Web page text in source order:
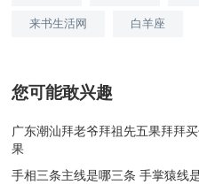
来书生活网 白羊座
您可能敢兴趣
广东潮汕拜老爷拜祖先五果拜拜
果
手相三条主线是哪三条 手掌猿线